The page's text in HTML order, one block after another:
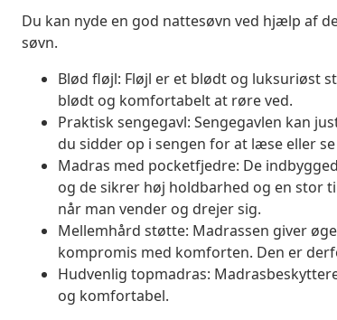
Du kan nyde en god nattesøvn ved hjælp af
søvn.
Blød fløjl: Fløjl er et blødt og luksuriøst
blødt og komfortabelt at røre ved.
Praktisk sengegavl: Sengegavlen kan
du sidder op i sengen for at læse eller se
Madras med pocketfjedre: De
og de sikrer høj holdbarhed og en stor
når man vender og drejer sig.
Mellemhård støtte: Madrassen giver
kompromis med komforten. Den er
Hudvenlig topmadras:
og komfortabel.